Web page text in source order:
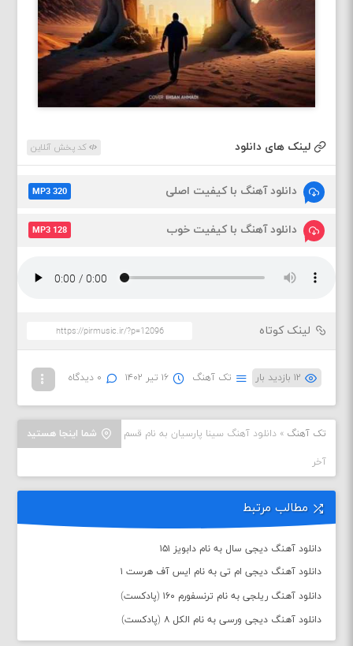
لینک های دانلود کد پخش آنلاین
دانلود آهنگ با کیفیت اصلی MP3 320
دانلود آهنگ با کیفیت خوب MP3 128
لینک کوتاه
۱۲ بازدید بار تک آهنگ ۱۶ تیر ۱۴۰۲ ۰ دیدگاه
شما اینجا هستید تک آهنگ »دانلود آهنگ سینا پارسیان به نام قسم
آخر
مطالب مرتبط
دانلود آهنگ دیجی سال به نام دابویز ۱۵۱
دانلود آهنگ دیجی ام تی به نام ایس آف هرست ۱
دانلود آهنگ ریلجی به نام ترنسفورم ۱۶۰ (پادکست)
دانلود آهنگ دیجی ورسی به نام الکل ۸ (پادکست)